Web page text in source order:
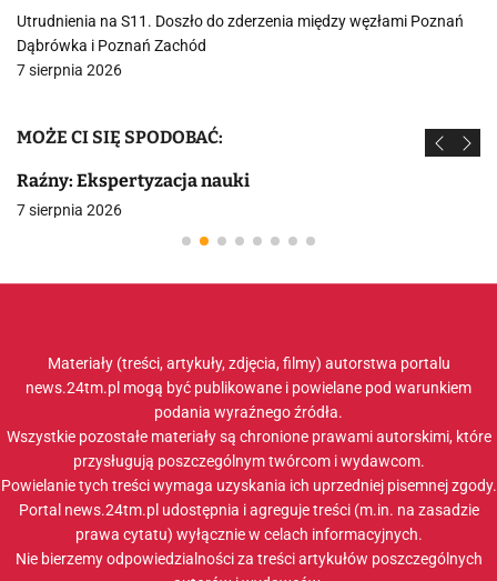
Utrudnienia na S11. Doszło do zderzenia między węzłami Poznań
Dąbrówka i Poznań Zachód
7 sierpnia 2026
MOŻE CI SIĘ SPODOBAĆ:
Raźny: Ekspertyzacja nauki
7 sierpnia 2026
Materiały (treści, artykuły, zdjęcia, filmy) autorstwa portalu
news.24tm.pl mogą być publikowane i powielane pod warunkiem
podania wyraźnego źródła.
Wszystkie pozostałe materiały są chronione prawami autorskimi, które
przysługują poszczególnym twórcom i wydawcom.
Powielanie tych treści wymaga uzyskania ich uprzedniej pisemnej zgody.
Portal news.24tm.pl udostępnia i agreguje treści (m.in. na zasadzie
prawa cytatu) wyłącznie w celach informacyjnych.
Nie bierzemy odpowiedzialności za treści artykułów poszczególnych